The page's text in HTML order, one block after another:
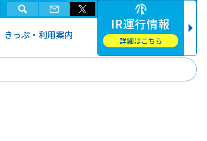
きっぷ・利用案内
IR運行情報
詳細はこちら